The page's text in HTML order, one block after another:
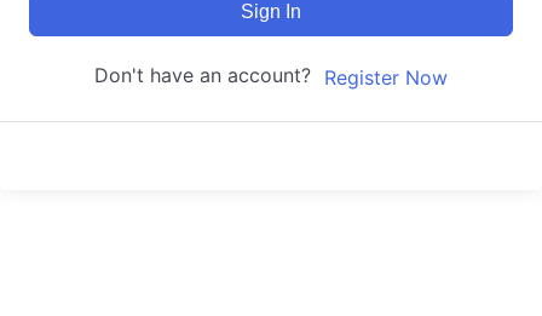
Sign In
Don't have an account? Register Now